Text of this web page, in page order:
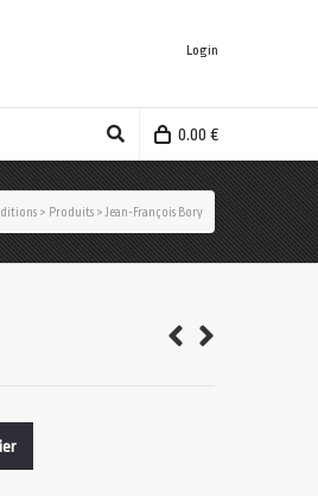
Login
0.00 €
> Produits >Jean-François Bory